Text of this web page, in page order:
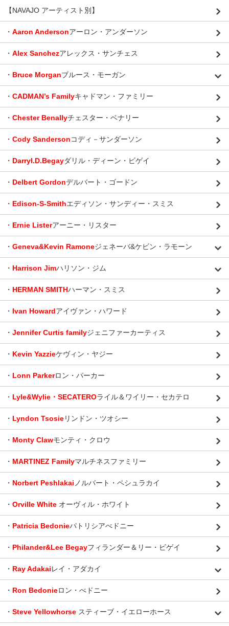
【NAVAJO アーティスト別】
・ Aaron Andersonアーロン・アンダーソン
・ Alex Sanchezアレックス・サンチェス
・ Bruce Morganブルース・モーガン
・ CADMAN’s Familyキャドマン・ファミリー
・ Chester Benallyチェスター・ベナリー
・ Cody Sandersonコディ－サンダーソン
・ Darryl.D.Begayダリル・ディーン・ビゲイ
・ Delbert Gordonデルバート・ゴードン
・ Edison-S-Smithエディソン・サンディー・スミス
・ Ernie Listerアーニー・リスター
・ Geneva&Kevin Ramoneジェネーバ&ケビン・ラモーン
・ Harrison Jimハリソン・ジム
・ HERMAN SMITHハーマン・スミス
・ Ivan Howardアイヴァン・ハワード
・ Jennifer Curtis familyジェニファーカーティス
・ Kevin Yazzieケヴィン・ヤジー
・ Lonn Parkerロン・パーカー
・ Lyle&Wylie・SECATEROライル＆ワイリー・セカテロ
・ Lyndon Tsosieリンドン・ツオシー
・ Monty Clawモンティ・クロウ
・ MARTINEZ Familyマルチネスファミリー
・ Norbert Peshlakai ノルバート・ペシュラカイ
・ Orville White オーヴィル・ホワイト
・ Patricia Bedonieパトリシアべドニー
・ Philander&Lee Begayフィランダー＆リー・ビゲイ
・ Ray Adakaiレイ・アダカイ
・ Ron Bedonieロン・べドニー
・ Steve Yellowhorse スティーブ・イエローホース